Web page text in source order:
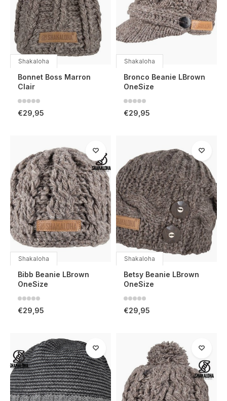
Shakaloha
Bonnet Boss Marron
Clair
€29,95
Shakaloha
Bronco Beanie LBrown
OneSize
€29,95
Shakaloha
Bibb Beanie LBrown
OneSize
€29,95
Shakaloha
Betsy Beanie LBrown
OneSize
€29,95